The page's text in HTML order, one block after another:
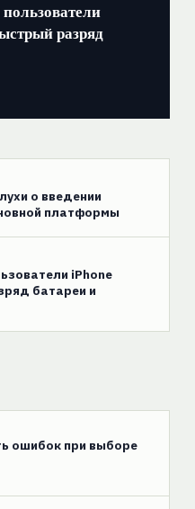
разряд
о введении
платформы
iPhone
батареи и
ошибок при выборе